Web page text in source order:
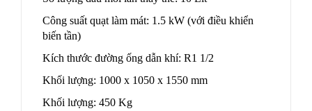
Công suất quạt làm mát: 1.5 kW (với điều khiển
biến tần)
Kích thước đường ống dẫn khí: R1 1/2
Khối lượng: 1000 x 1050 x 1550 mm
Khối lượng: 450 Kg